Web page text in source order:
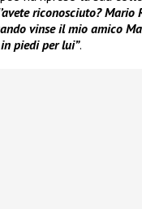
riconosciuto? Mario
vinse il mio amico
piedi per lui”.